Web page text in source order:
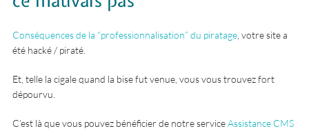
Conséquences de la “professionnalisation” du piratage , votre site a
été hacké / piraté.
Et, telle la cigale quand la bise fut venue, vous vous trouvez fort
dépourvu.
C’est là que vous pouvez bénéficier de notre serviceAssistance CMS